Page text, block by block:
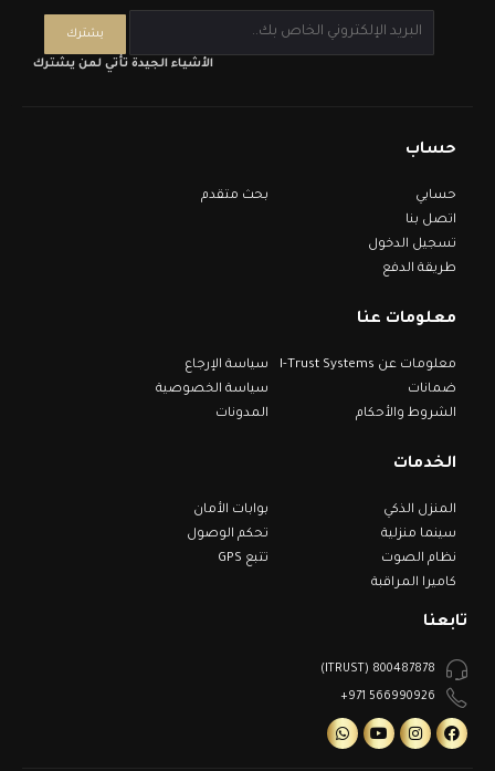
الأشياء الجيدة تأتي لمن يشترك
حساب
حسابي
اتصل بنا
تسجيل الدخول
طريقة الدفع
بحث متقدم
معلومات عنا
معلومات عن I-Trust Systems
ضمانات
الشروط والأحكام
سياسة الإرجاع
سياسة الخصوصية
المدونات
الخدمات
المنزل الذكي
سينما منزلية
نظام الصوت
كاميرا المراقبة
بوابات الأمان
تحكم الوصول
تتبع GPS
تابعنا
800487878 (ITRUST)
566990926 971+